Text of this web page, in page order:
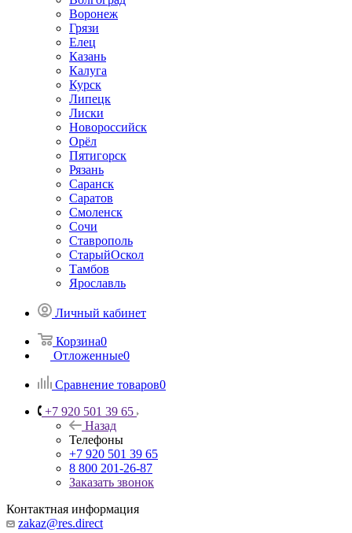
Воронеж
Грязи
Елец
Казань
Калуга
Курск
Липецк
Лиски
Новороссийск
Орёл
Пятигорск
Рязань
Саранск
Саратов
Смоленск
Сочи
Ставрополь
СтарыйОскол
Тамбов
Ярославль
Личный кабинет
Корзина0
Отложенные0
Сравнение товаров0
+7 920 501 39 65
Назад
Телефоны
+7 920 501 39 65
8 800 201-26-87
Заказать звонок
Контактная информация
zakaz@res.direct